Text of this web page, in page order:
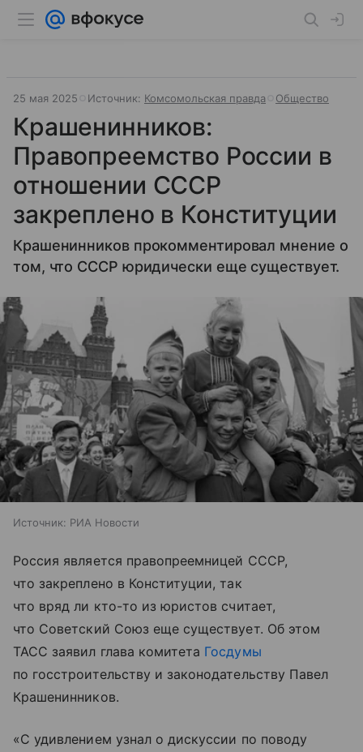
25 мая 2025 Источник: Комсомольская правда Общество
Крашенинников:
Правопреемство России в
отношении СССР
закреплено в Конституции
Крашенинников прокомментировал мнение о
том, что СССР юридически еще существует.
Источник: РИА Новости
Россия является правопреемницей СССР,
что закреплено в Конституции, так
что вряд ли кто-то из юристов считает,
что Советский Союз еще существует. Об этом
ТАСС заявил глава комитета Госдумы
по госстроительству и законодательству Павел
Крашенинников.
«С удивлением узнал о дискуссии по поводу